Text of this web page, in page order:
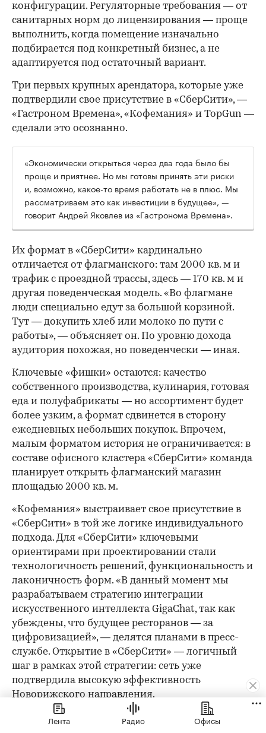
конфигурации. Регуляторные требования — от
санитарных норм до лицензирования — проще
выполнить, когда помещение изначально
подбирается под конкретный бизнес, а не
адаптируется под остаточный вариант.
Три первых крупных арендатора, которые уже
подтвердили свое присутствие в «СберСити», —
«Гастроном Времена», «Кофемания» и TopGun —
сделали это осознанно.
«Экономически открыться через два года было бы
проще и приятнее. Но мы готовы принять эти риски
и, возможно, какое-то время работать не в плюс. Мы
рассматриваем это как инвестиции в будущее», —
говорит Андрей Яковлев из «Гастронома Времена».
Их формат в «СберСити» кардинально
отличается от флагманского: там 2000 кв. м и
трафик с проездной трассы, здесь — 170 кв. м и
другая поведенческая модель. «Во флагмане
люди специально едут за большой корзиной.
Тут — докупить хлеб или молоко по пути с
работы», — объясняет он. По уровню дохода
аудитория похожая, но поведенчески — иная.
Ключевые «фишки» остаются: качество
собственного производства, кулинария, готовая
еда и полуфабрикаты — но ассортимент будет
более узким, а формат сдвинется в сторону
ежедневных небольших покупок. Впрочем,
малым форматом история не ограничивается: в
составе офисного кластера «СберСити» команда
планирует открыть флагманский магазин
площадью 2000 кв. м.
«Кофемания» выстраивает свое присутствие в
«СберСити» в той же логике индивидуального
подхода. Для «СберСити» ключевыми
ориентирами при проектировании стали
технологичность решений, функциональность и
лаконичность форм. «В данный момент мы
разрабатываем стратегию интеграции
искусственного интеллекта GigaChat, так как
убеждены, что будущее ресторанов — за
цифровизацией», — делятся планами в пресс-
службе. Открытие в «СберСити» — логичный
шаг в рамках этой стратегии: сеть уже
подтвердила высокую эффективность
Новорижского направления.
Как арендатору не прогадать
Лента Радио Офисы